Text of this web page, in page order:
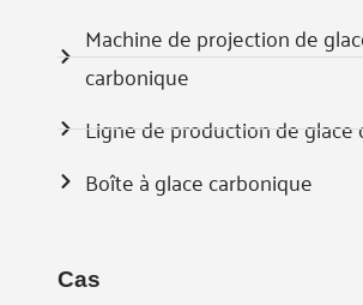
Machine de projection de
carbonique
Ligne de production de glace
Boîte à glace carbonique
Cas